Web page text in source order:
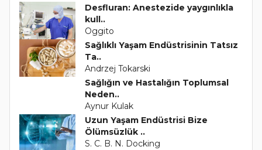
Desfluran: Anestezide yaygınlıkla
kull..
Oggito
Sağlıklı Yaşam Endüstrisinin Tatsız
Ta..
Andrzej Tokarski
Sağlığın ve Hastalığın Toplumsal
Neden..
Aynur Kulak
Uzun Yaşam Endüstrisi Bize
Ölümsüzlük ..
S. C. B. N. Docking